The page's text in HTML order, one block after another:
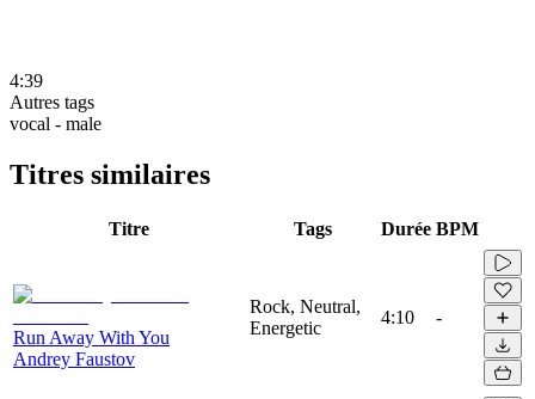
4:39
Autres tags
vocal - male
Titres similaires
Titre Tags Durée BPM
Run Away With You
Andrey Faustov
Rock, Neutral,
Energetic
4:10 -